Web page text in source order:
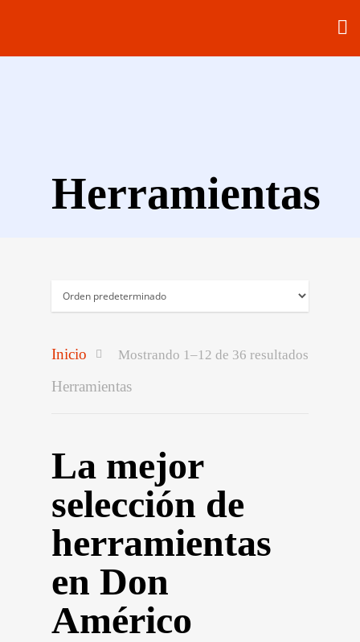
Herramientas
Mostrando 1–12 de 36 resultados
Inicio
Herramientas
La mejor
selección de
herramientas
en Don
Américo